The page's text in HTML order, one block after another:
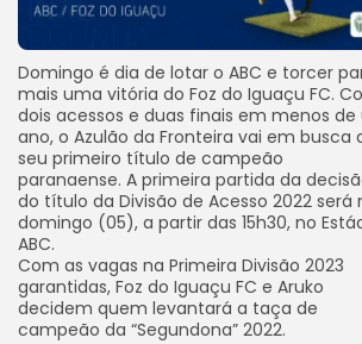
Domingo é dia de lotar o ABC e torcer
mais uma vitória do Foz do Iguaçu FC.
dois acessos e duas finais em menos de
ano, o Azulão da Fronteira vai em busca
seu primeiro título de campeão
paranaense. A primeira partida da
do título da Divisão de Acesso 2022 será
domingo (05), a partir das 15h30, no
ABC.
Com as vagas na Primeira Divisão 2023
garantidas, Foz do Iguaçu FC e Aruko
decidem quem levantará a taça de
campeão da “Segundona” 2022.